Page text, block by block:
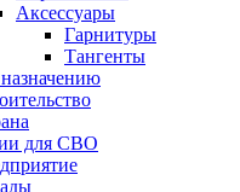
Аксессуары
Гарнитуры
Тангенты
для СВО